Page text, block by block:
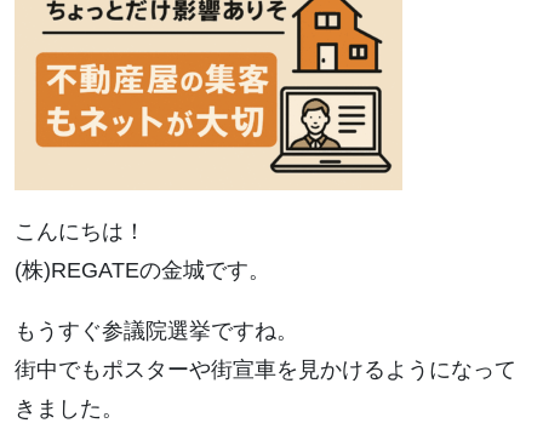
こんにちは！
(株)REGATEの金城です。
もうすぐ参議院選挙ですね。
街中でもポスターや街宣車を見かけるようになって
きました。